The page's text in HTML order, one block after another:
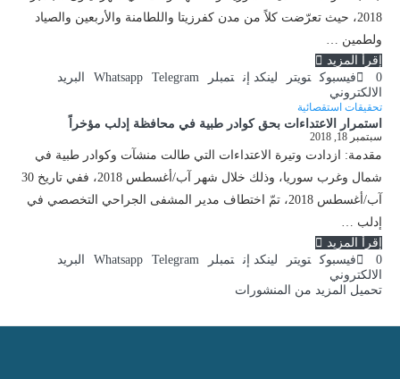
2018، حيث تعرّضت كلاً من مدن كفرزيتا واللطامنة والأربعين والصياد
ولطمين …
إقرأ المزيد
0
فيسبوك تويتر لينكد إن تمبلر Whatsapp Telegram
البريد
الالكتروني
تحقيقات استقصائية
استمرار الاعتداءات بحق كوادر طبية في محافظة إدلب مؤخراً
سبتمبر 18, 2018
مقدمة: ازدادت وتيرة الاعتداءات التي طالت منشآت وكوادر طبية في
شمال وغرب سوريا، وذلك خلال شهر آب/أغسطس 2018، ففي تاريخ 30
آب/أغسطس 2018، تمّ اختطاف مدير المشفى الجراحي التخصصي في
إدلب …
إقرأ المزيد
0
فيسبوك تويتر لينكد إن تمبلر Whatsapp Telegram
البريد
الالكتروني
تحميل المزيد من المنشورات